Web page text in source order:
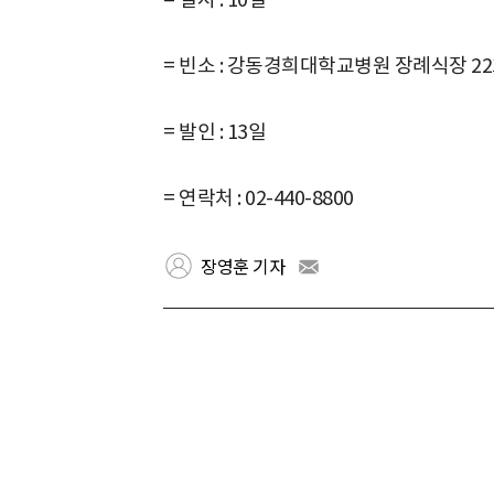
= 빈소 : 강동경희대학교병원 장례식장
= 발인 : 13일
= 연락처 : 02-440-8800
장영훈 기자